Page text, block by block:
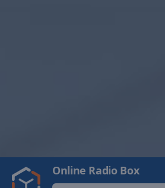
Video
Play
Online Radio Box